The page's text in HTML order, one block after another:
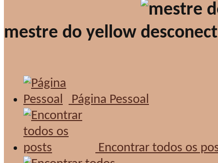
mestre do yellow
Página Pessoal
Encontrar todos os